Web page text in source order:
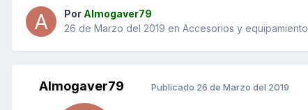
Por Almogaver79
26 de Marzo del 2019 en Accesorios y equipamiento
Almogaver79 Publicado 26 de Marzo del 2019